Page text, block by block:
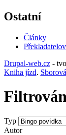
Ostatní
Články
Drupal-web.cz -
Kniha jízd.
Typ
Autor